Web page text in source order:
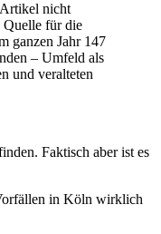
nicht
Quelle für die
ganzen Jahr 147
– Umfeld als
und veralteten
Faktisch aber ist es
in Köln wirklich